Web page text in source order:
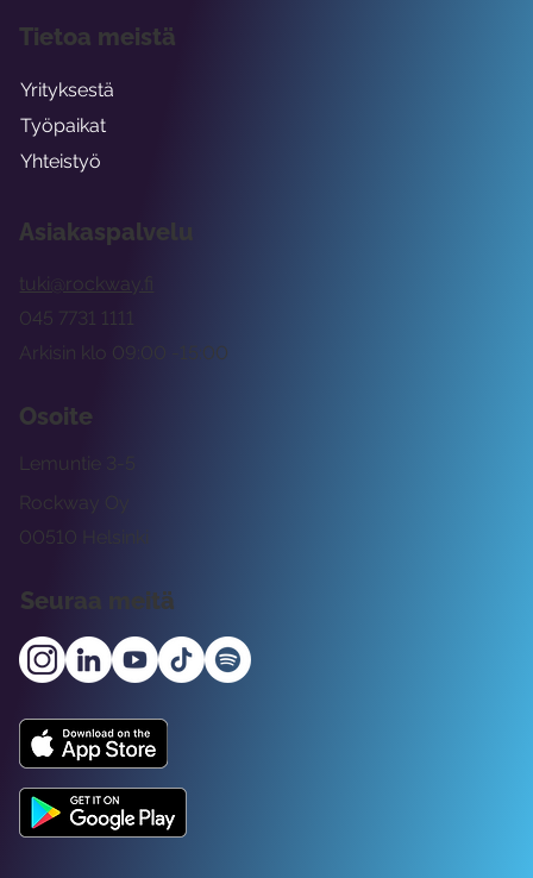
Asiakaspalvelu
tuki@rockway.fi
Arkisin klo 09:00 -15:00
045 7731 1111
Osoite
Rockway Oy
Lemuntie 3-5
00510 Helsinki
Seuraa meitä
Tietoa meistä
Yrityksestä
Työpaikat
Yhteistyö